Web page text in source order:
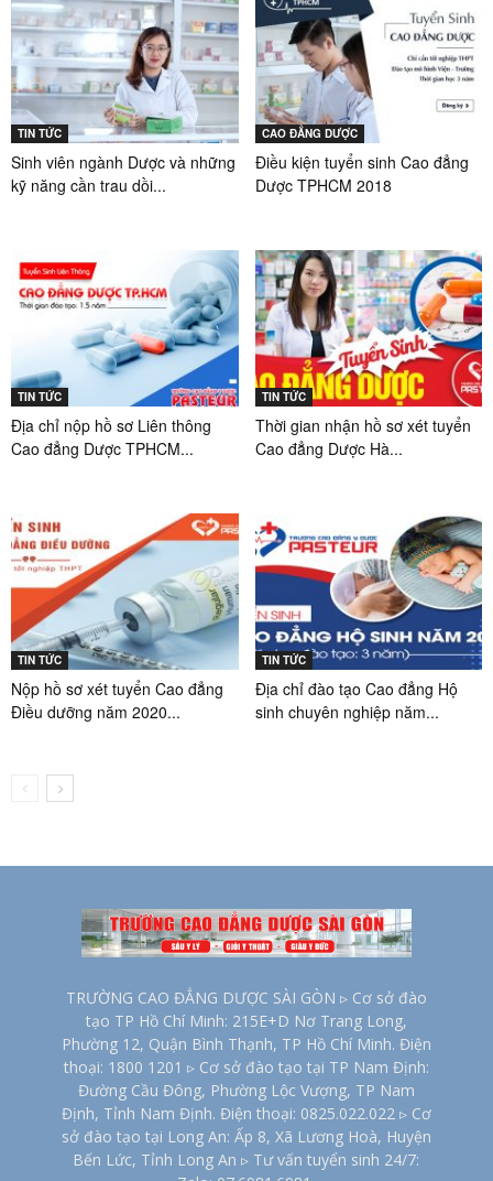
TIN TỨC
Sinh viên ngành Dược và những
kỹ năng cần trau dồi...
CAO ĐẲNG DƯỢC
Điều kiện tuyển sinh Cao đẳng
Dược TPHCM 2018
TIN TỨC
Địa chỉ nộp hồ sơ Liên thông
Cao đẳng Dược TPHCM...
TIN TỨC
Thời gian nhận hồ sơ xét tuyển
Cao đẳng Dược Hà...
TIN TỨC
Nộp hồ sơ xét tuyển Cao đẳng
Điều dưỡng năm 2020...
TIN TỨC
Địa chỉ đào tạo Cao đẳng Hộ
sinh chuyên nghiệp năm...
TRƯỜNG CAO ĐẲNG DƯỢC SÀI GÒN ▹ Cơ sở đào
tạo TP Hồ Chí Minh: 215E+D Nơ Trang Long,
Phường 12, Quận Bình Thạnh, TP Hồ Chí Minh. Điện
thoại: 1800 1201 ▹ Cơ sở đào tạo tại TP Nam Định:
Đường Cầu Đông, Phường Lộc Vượng, TP Nam
Định, Tỉnh Nam Định. Điện thoại: 0825.022.022 ▹ Cơ
sở đào tạo tại Long An: Ấp 8, Xã Lương Hoà, Huyện
Bến Lức, Tỉnh Long An ▹ Tư vấn tuyển sinh 24/7: